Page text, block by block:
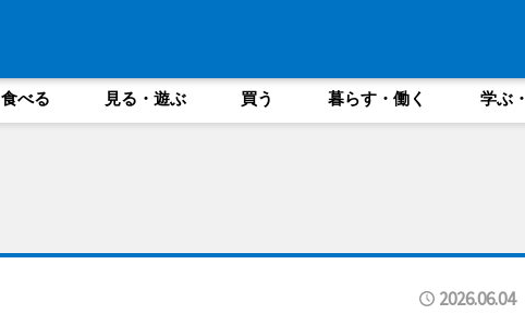
食べる 見る・遊ぶ 買う 暮らす・働く 学ぶ
2026.06.04